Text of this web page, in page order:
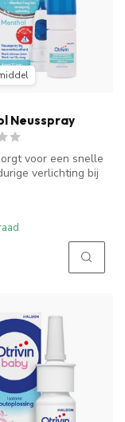
Neusspray
voor een snelle
verlichting bij